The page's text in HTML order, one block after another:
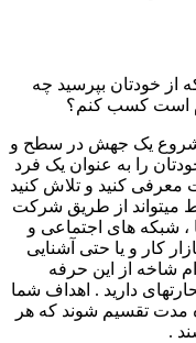
از خودتان بپرسید چه
است کسب کنم؟
شروع یک جهش در سطح و
را به عنوان یک فرد
کنید و تلاش کنید
میتواند از طریق شرکت
، شبکه های اجتماعی و
کار و یا حتی آشنایی
شاخه از این حرفه
دارید . اهداف شما
مدت تقسیم شوند که هر
.